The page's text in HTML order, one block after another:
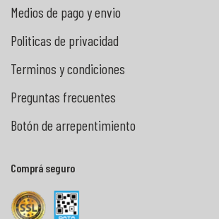
Medios de pago y envio
Politicas de privacidad
Terminos y condiciones
Preguntas frecuentes
Botón de arrepentimiento
Comprá seguro